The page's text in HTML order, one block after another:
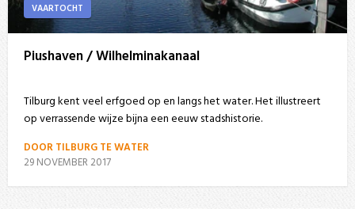
VAARTOCHT
Piushaven / Wilhelminakanaal
Tilburg kent veel erfgoed op en langs het water. Het illustreert
op verrassende wijze bijna een eeuw stadshistorie.
DOOR TILBURG TE WATER
29 NOVEMBER 2017